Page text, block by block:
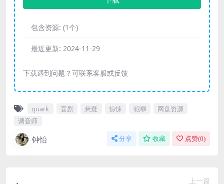
包含资源: (1个)
最近更新: 2024-11-29
下载遇到问题？可联系客服或反馈
quark 喜剧 悬疑 惊悚 犯罪
网盘资源
调音师
钟怡 分享 收藏 点赞(0)
上一篇